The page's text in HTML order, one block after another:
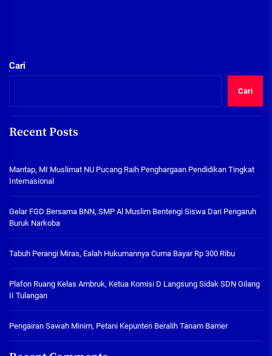
Cari
Cari
Recent Posts
Mantap, MI Muslimat NU Pucang Raih Penghargaan Pendidikan Tingkat
Internasional
Gelar FGD Bersama BNN, SMP Al Muslim Bentengi Siswa Dari Pengaruh
Buruk Narkoba
Tabuh Perangi Miras, Ealah Hukumannya Cuma Bayar Rp 300 Ribu
Plafon Ruang Kelas Ambruk, Ketua Komisi D Langsung Sidak SDN Gilang
II Tulangan
Pengairan Sawah Minim, Petani Kepunten Beralih Tanam Bamer